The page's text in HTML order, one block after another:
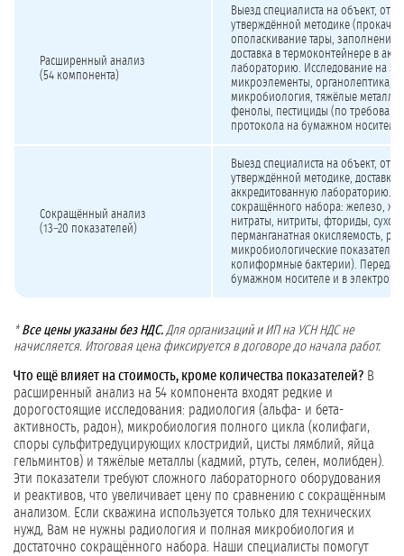
Расширенный анализ
(54 компонента)
Выезд специалиста на объект,
утверждённой методике
ополаскивание тары, заполнение
доставка в термоконтейнере в
лабораторию. Исследование на 54
микроэлементы, органолептика,
микробиология, тяжёлые
фенолы, пестициды (по
протокола на бумажном носителе
Сокращённый анализ
(13–20 показателей)
Выезд специалиста на объект,
утверждённой методике, доставка
аккредитованную лабораторию.
сокращённого набора: железо,
нитраты, нитриты, фториды, сухой
перманганатная окисляемость,
микробиологические
колиформные бактерии).
бумажном носителе и в
* Все цены указаны без НДС. Для организаций и ИП на УСН НДС не
начисляется. Итоговая цена фиксируется в договоре до начала работ.
Что ещё влияет на стоимость, кроме количества показателей? В
расширенный анализ на 54 компонента входят редкие и
дорогостоящие исследования: радиология (альфа- и бета-
активность, радон), микробиология полного цикла (колифаги,
споры сульфитредуцирующих клостридий, цисты лямблий, яйца
гельминтов) и тяжёлые металлы (кадмий, ртуть, селен, молибден).
Эти показатели требуют сложного лабораторного оборудования
и реактивов, что увеличивает цену по сравнению с сокращённым
анализом. Если скважина используется только для технических
нужд, Вам не нужны радиология и полная микробиология и
достаточно сокращённого набора. Наши специалисты помогут